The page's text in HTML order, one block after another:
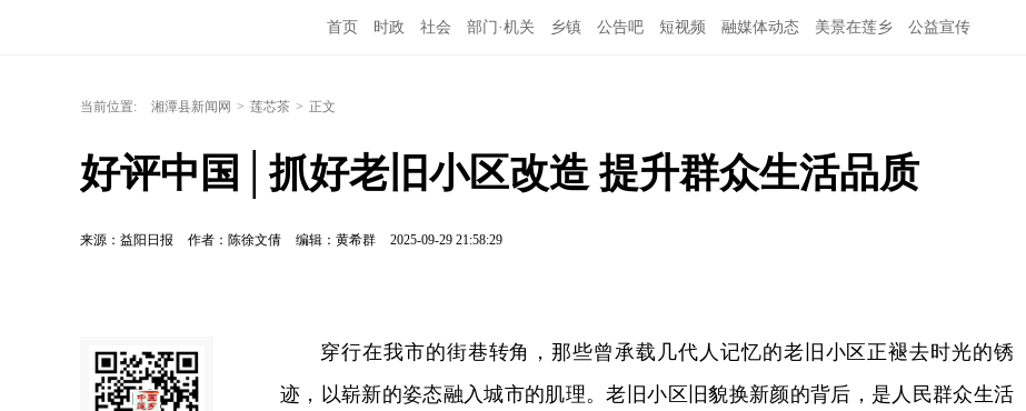
首页 时政 社会 部门·机关 乡镇 公告吧 短视频 融媒体动态 美景在莲乡 公益宣传
当前位置: 湘潭县新闻网 > 莲芯茶 > 正文
好评中国│抓好老旧小区改造 提升群众生活品质
来源：益阳日报 作者：陈徐文倩 编辑：黄希群 2025-09-29 21:58:29
穿行在我市的街巷转角，那些曾承载几代人记忆的老旧小区正褪去时光的锈
迹，以崭新的姿态融入城市的肌理。老旧小区旧貌换新颜的背后，是人民群众生活